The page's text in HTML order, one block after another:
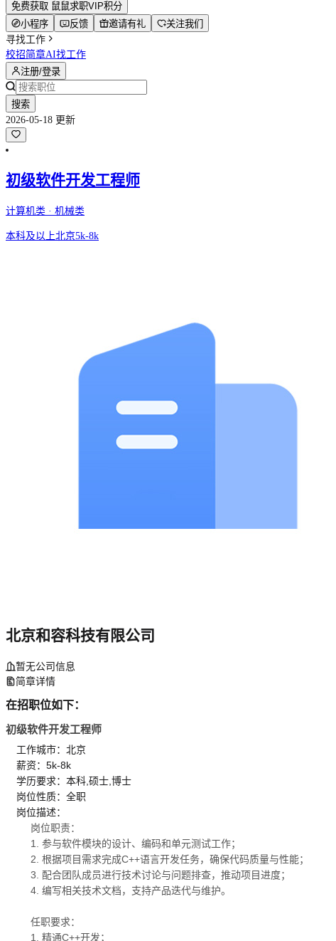
免费获取 鼠鼠求职VIP积分
小程序 反馈 邀请有礼
关注我们
寻找工作
校招简章AI找工作
注册/登录
搜索
2026-05-18 更新
初级软件开发工程师
计算机类 · 机械类
本科及以上北京5k-8k
北京和容科技有限公司
暂无公司信息
简章详情
在招职位如下：
初级软件开发工程师
工作城市：北京
薪资：5k-8k
学历要求：本科,硕士,博士
岗位性质：全职
岗位描述：
岗位职责：
1. 参与软件模块的设计、编码和单元测试工作；
2. 根据项目需求完成C++语言开发任务，确保代码质量与性能；
3. 配合团队成员进行技术讨论与问题排查，推动项目进度；
4. 编写相关技术文档，支持产品迭代与维护。
任职要求：
1. 精通C++开发；